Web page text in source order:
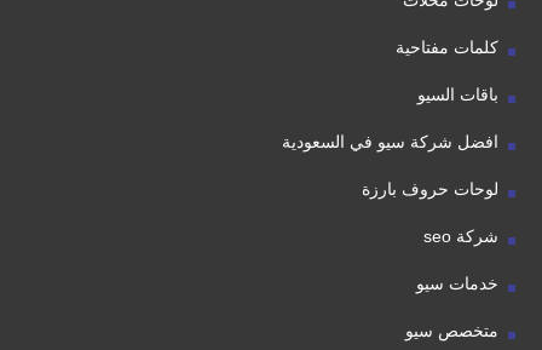
كلمات مفتاحية
باقات السيو
افضل شركة سيو في السعودية
لوحات حروف بارزة
شركة seo
خدمات سيو
متخصص سيو